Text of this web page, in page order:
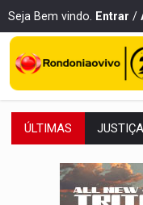
Seja Bem vindo. Entrar /
ÚLTIMAS
VÍDEO: